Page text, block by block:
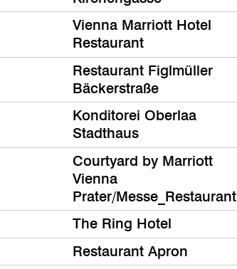
Vienna Marriott Hotel
Restaurant
Restaurant Figlmüller
Bäckerstraße
Konditorei Oberlaa
Stadthaus
Courtyard by Marriott
Vienna
Prater/Messe_Restaurant
The Ring Hotel
Restaurant Apron